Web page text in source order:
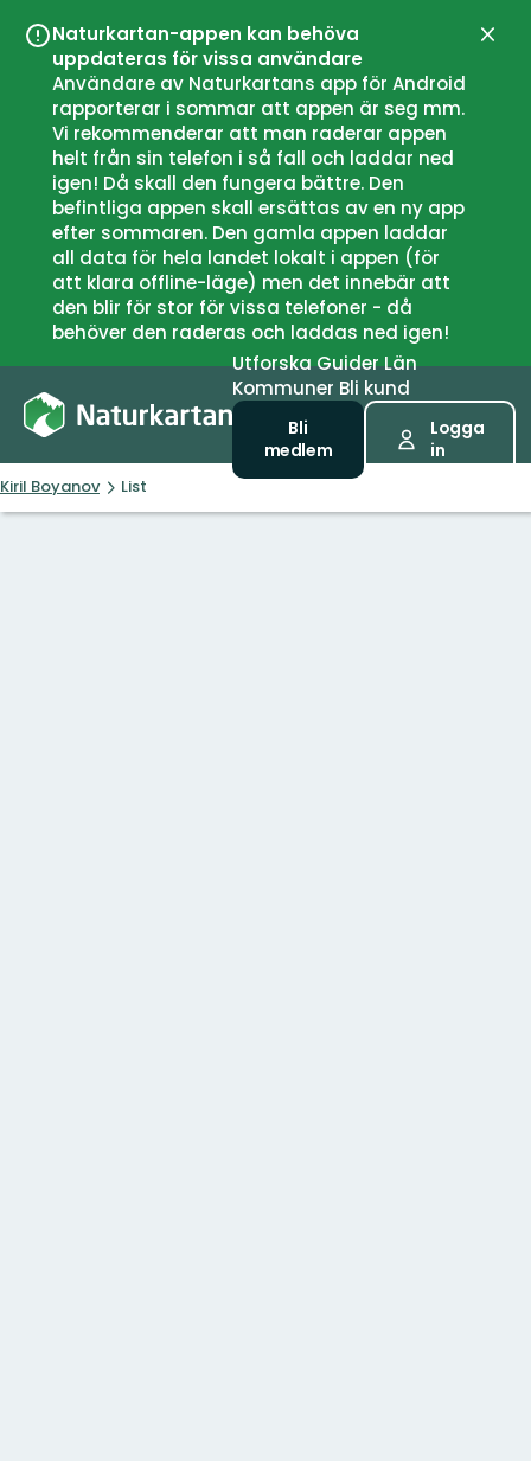
Naturkartan-appen kan behöva
uppdateras för vissa användare
Användare av Naturkartans app för Android
rapporterar i sommar att appen är seg mm.
Vi rekommenderar att man raderar appen
helt från sin telefon i så fall och laddar ned
igen! Då skall den fungera bättre. Den
befintliga appen skall ersättas av en ny app
efter sommaren. Den gamla appen laddar
all data för hela landet lokalt i appen (för
att klara offline-läge) men det innebär att
den blir för stor för vissa telefoner - då
behöver den raderas och laddas ned igen!
UtforskaGuiderLän
Kommuner Bli kund
Bli
medlem
Logga
in
Kiril Boyanov List